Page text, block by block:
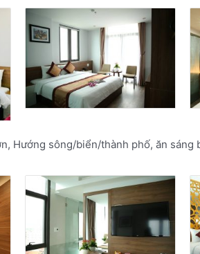
Hướng sông/biển/thành phố, ăn sáng